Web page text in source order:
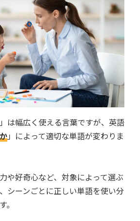
は幅広く使える言葉ですが、英語
」によって適切な単語が変わりま
や好奇心など、対象によって選ぶ
シーンごとに正しい単語を使い分
。